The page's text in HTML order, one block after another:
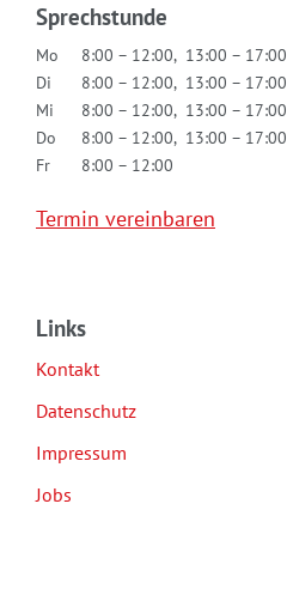
Sprechstunde
Mo
8:00 – 12:00, 13:00 – 17:00
Di
8:00 – 12:00, 13:00 – 17:00
Mi
8:00 – 12:00, 13:00 – 17:00
Do
8:00 – 12:00, 13:00 – 17:00
Fr
8:00 – 12:00
Termin vereinbaren
Links
Kontakt
Datenschutz
Impressum
Jobs